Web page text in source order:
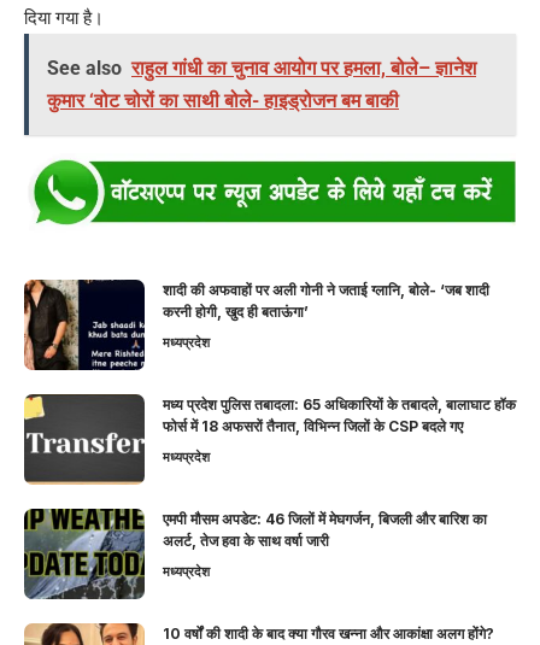
दिया गया है।
See also राहुल गांधी का चुनाव आयोग पर हमला, बोले– ज्ञानेश
कुमार ‘वोट चोरों का साथी बोले- हाइड्रोजन बम बाकी
शादी की अफवाहों पर अली गोनी ने जताई ग्लानि, बोले- ‘जब शादी
करनी होगी, खुद ही बताऊंगा’
मध्यप्रदेश
मध्य प्रदेश पुलिस तबादला: 65 अधिकारियों के तबादले, बालाघाट हॉक
फोर्स में 18 अफसरों तैनात, विभिन्न जिलों के CSP बदले गए
मध्यप्रदेश
एमपी मौसम अपडेट: 46 जिलों में मेघगर्जन, बिजली और बारिश का
अलर्ट, तेज हवा के साथ वर्षा जारी
मध्यप्रदेश
10 वर्षों की शादी के बाद क्या गौरव खन्ना और आकांक्षा अलग होंगे?